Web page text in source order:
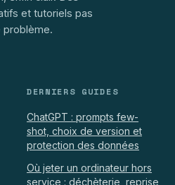
et tutoriels pas
problème.
DERNIERS GUIDES
ChatGPT : prompts few-
shot, choix de version et
protection des données
Où jeter un ordinateur hors
service : déchèterie, reprise